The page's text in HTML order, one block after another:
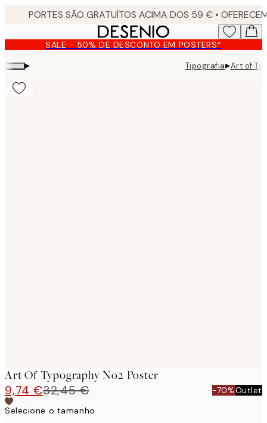
content. SALE - 50% DE DESCONTO EM POSTERS*
▸ Tipografia▸Art of
Art Of Typography No2 Poster
9,74 €32,45 € -70%Outlet
Selecione o tamanho